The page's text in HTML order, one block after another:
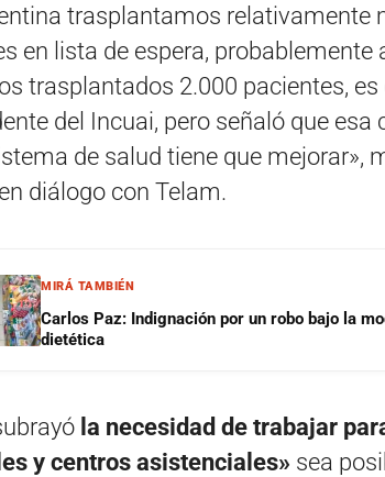
trasplantamos relativamente
en lista de espera, probablemente
trasplantados 2.000 pacientes,
del Incuai, pero señaló que
de salud tiene que mejorar»,
diálogo con Telam.
MIRÁ TAMBIÉN
Carlos Paz: Indignación por un robo bajo la
dietética
la necesidad de trabajar
y centros asistenciales» sea